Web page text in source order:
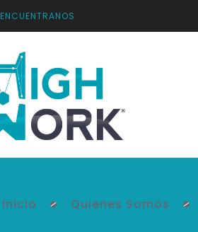
ENCUENTRANOS
Inicio Quienes Somos